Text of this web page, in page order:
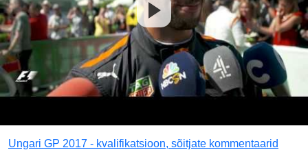
Ungari GP 2017 - kvalifikatsioon, sõitjate kommentaarid